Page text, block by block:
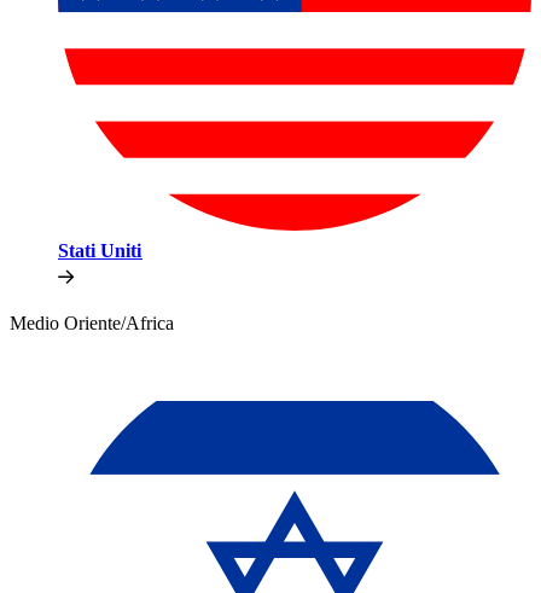
Stati Uniti​​
Medio Oriente/Africa​​